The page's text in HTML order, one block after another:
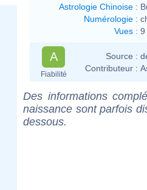
Astrologie Chinoise :
Numérologie :
Vues : 9
A
Fiabilité
Source :
Contributeur :
Des informations
naissance sont parfois
dessous.